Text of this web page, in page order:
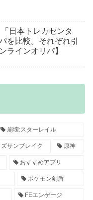
「日本トレカセンタ
を比較。それぞれ引
ラインオリパ】
崩壊:スターレイル
サンブレイク 原神
おすすめアプリ
ポケモン剣盾
FEエンゲージ